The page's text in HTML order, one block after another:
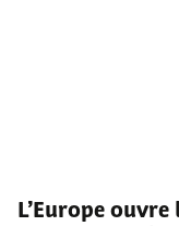
L’Europe